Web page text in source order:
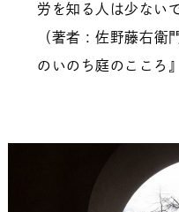
労を知る人は少ない
（著者 : 佐野藤右衛
のいのち庭のこころ